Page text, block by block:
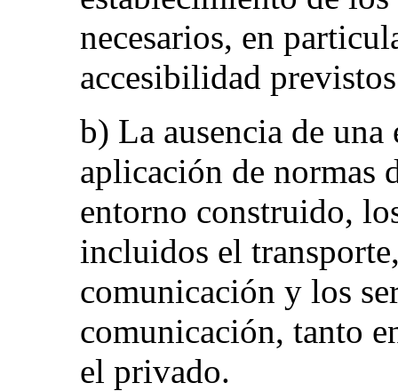
necesarios, en
accesibilidad
b) La ausencia de
aplicación de normas
entorno construido,
incluidos el
comunicación y los
comunicación, tanto
el privado.